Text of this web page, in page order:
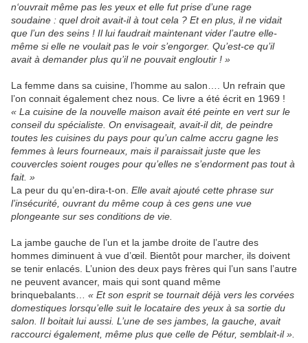
n‘ouvrait même pas les yeux et elle fut prise d’une rage
soudaine : quel droit avait-il à tout cela ? Et en plus, il ne vidait
que l’un des seins ! Il lui faudrait maintenant vider l’autre elle-
même si elle ne voulait pas le voir s’engorger. Qu’est-ce qu’il
avait à demander plus qu’il ne pouvait engloutir ! »
La femme dans sa cuisine, l’homme au salon…. Un refrain que
l’on connait également chez nous. Ce livre a été écrit en 1969 !
« La cuisine de la nouvelle maison avait été peinte en vert sur le
conseil du spécialiste. On envisageait, avait-il dit, de peindre
toutes les cuisines du pays pour qu’un calme accru gagne les
femmes à leurs fourneaux, mais il paraissait juste que les
couvercles soient rouges pour qu’elles ne s’endorment pas tout à
fait. »
La peur du qu’en-dira-t-on. Elle avait ajouté cette phrase sur
l’insécurité, ouvrant du même coup à ces gens une vue
plongeante sur ses conditions de vie.
La jambe gauche de l’un et la jambe droite de l’autre des
hommes diminuent à vue d’œil. Bientôt pour marcher, ils doivent
se tenir enlacés. L’union des deux pays frères qui l’un sans l’autre
ne peuvent avancer, mais qui sont quand même
brinquebalants… « Et son esprit se tournait déjà vers les corvées
domestiques lorsqu’elle suit le locataire des yeux à sa sortie du
salon. Il boitait lui aussi. L’une de ses jambes, la gauche, avait
raccourci également, même plus que celle de Pétur, semblait-il ».